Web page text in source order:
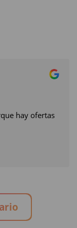
hay ofertas